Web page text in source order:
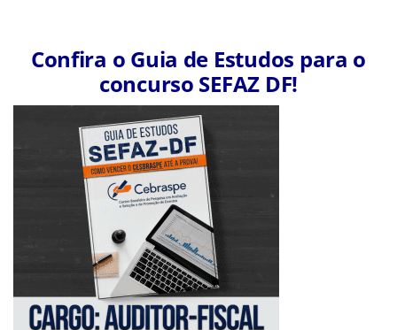
Confira o Guia de Estudos para o
concurso SEFAZ DF!